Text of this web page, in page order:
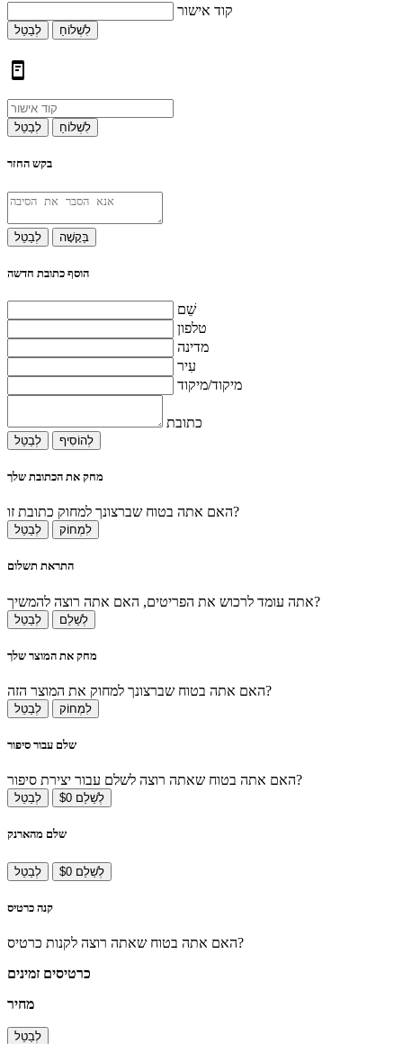
קוד אישור
לְבַטֵל לִשְׁלוֹחַ
לְבַטֵל לִשְׁלוֹחַ
בקש החזר
לְבַטֵל בַּקָשָׁה
הוסף כתובת חדשה
שֵׁם
טלפון
מדינה
עִיר
מיקוד/מיקוד
כתובת
לְבַטֵל לְהוֹסִיף
מחק את הכתובת שלך
האם אתה בטוח שברצונך למחוק כתובת זו?
לְבַטֵל לִמְחוֹק
התראת תשלום
אתה עומד לרכוש את הפריטים, האם אתה רוצה להמשיך?
לְבַטֵל לְשַׁלֵם
מחק את המוצר שלך
האם אתה בטוח שברצונך למחוק את המוצר הזה?
לְבַטֵל לִמְחוֹק
שלם עבור סיפור
האם אתה בטוח שאתה רוצה לשלם עבור יצירת סיפור?
לְבַטֵל לְשַׁלֵם $0
שלם מהארנק
לְבַטֵל לְשַׁלֵם $0
קנה כרטיס
האם אתה בטוח שאתה רוצה לקנות כרטיס?
כרטיסים זמינים
מחיר
לְבַטֵל